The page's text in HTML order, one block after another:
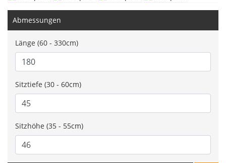
Abmessungen
Länge (60 - 330cm)
Sitztiefe (30 - 60cm)
Sitzhöhe (35 - 55cm)